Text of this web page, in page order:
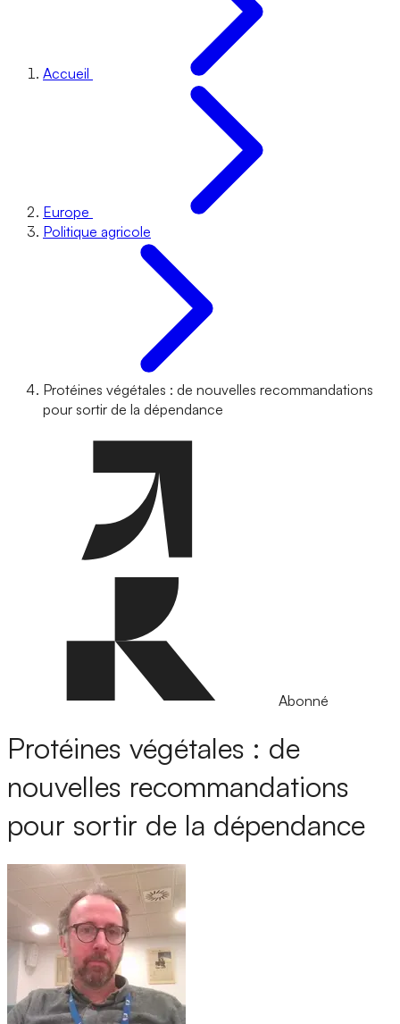
Accueil
Europe
Politique agricole
Protéines végétales : de nouvelles recommandations
pour sortir de la dépendance
Abonné
Protéines végétales : de
nouvelles recommandations
pour sortir de la dépendance